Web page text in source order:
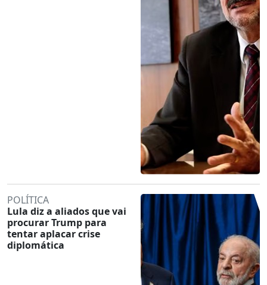
POLÍTICA
Lula diz a aliados que vai
procurar Trump para
tentar aplacar crise
diplomática